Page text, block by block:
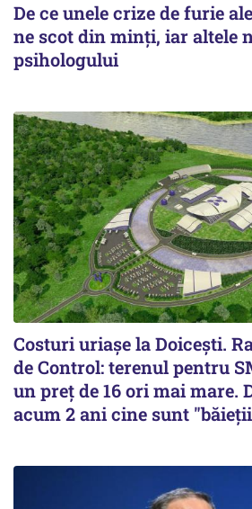
De ce unele crize de furie
ne scot din minți, iar altele
psihologului
Costuri uriaşe la Doiceşti.
de Control: terenul pentru
un preţ de 16 ori mai mare.
acum 2 ani cine sunt